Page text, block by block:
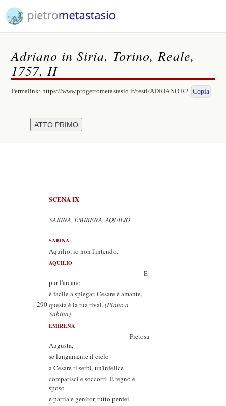
Adriano in Siria, Torino, Reale,
1757, II
Permalink:https://www.progettometastasio.it/testi/ADRIANO|R2 Copia
SCENA IX
SABINA, EMIRENA, AQUILIO
SABINA
Aquilio, io non l'intendo.
AQUILIO
E
pur l'arcano
è facile a spiegar. Cesare è amante,
290questa è la tua rival.(Piano a
Sabina)
EMIRENA
Pietosa
Augusta,
se lungamente il cielo
a Cesare ti serbi, un'infelice
compatisci e soccorri. E regno e
sposo
e patria e genitor, tutto perdei.